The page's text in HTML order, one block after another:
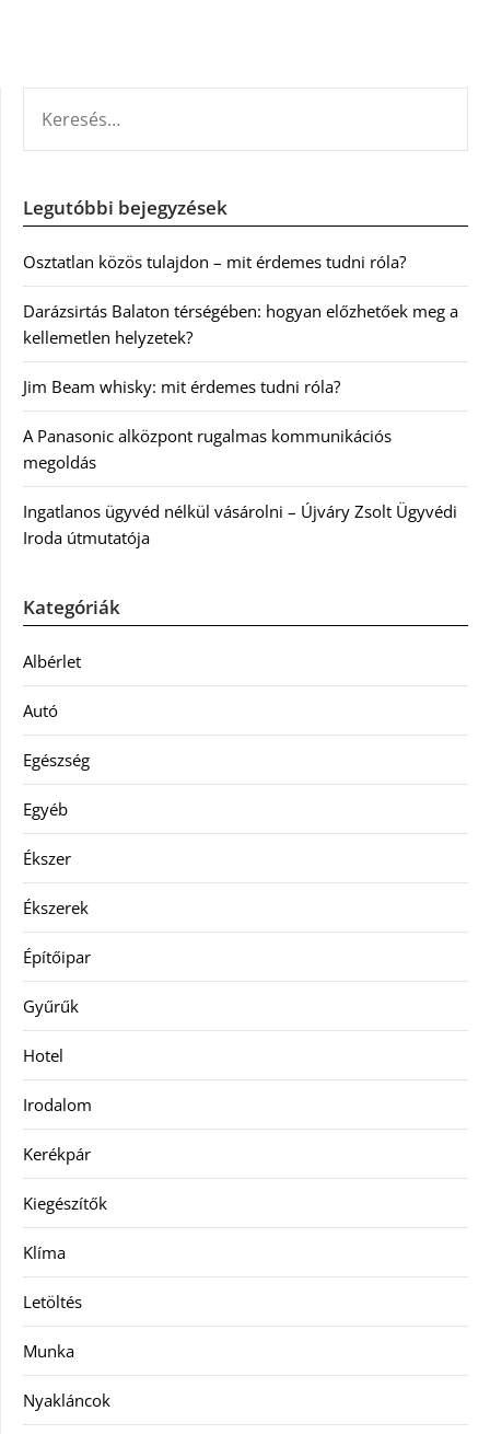
Legutóbbi bejegyzések
Osztatlan közös tulajdon – mit érdemes tudni róla?
Darázsirtás Balaton térségében: hogyan előzhetőek meg a
kellemetlen helyzetek?
Jim Beam whisky: mit érdemes tudni róla?
A Panasonic alközpont rugalmas kommunikációs
megoldás
Ingatlanos ügyvéd nélkül vásárolni – Újváry Zsolt Ügyvédi
Iroda útmutatója
Kategóriák
Albérlet
Autó
Egészség
Egyéb
Ékszer
Ékszerek
Építőipar
Gyűrűk
Hotel
Irodalom
Kerékpár
Kiegészítők
Klíma
Letöltés
Munka
Nyakláncok